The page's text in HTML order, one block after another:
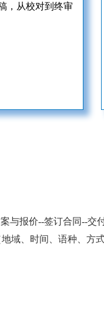
，从校对到终审
与报价--签订合同--
域、时间、语种、方